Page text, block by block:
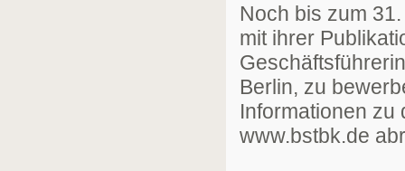
Noch bis zum
mit ihrer
Berlin, zu
Informationen zu
www.bstbk.de